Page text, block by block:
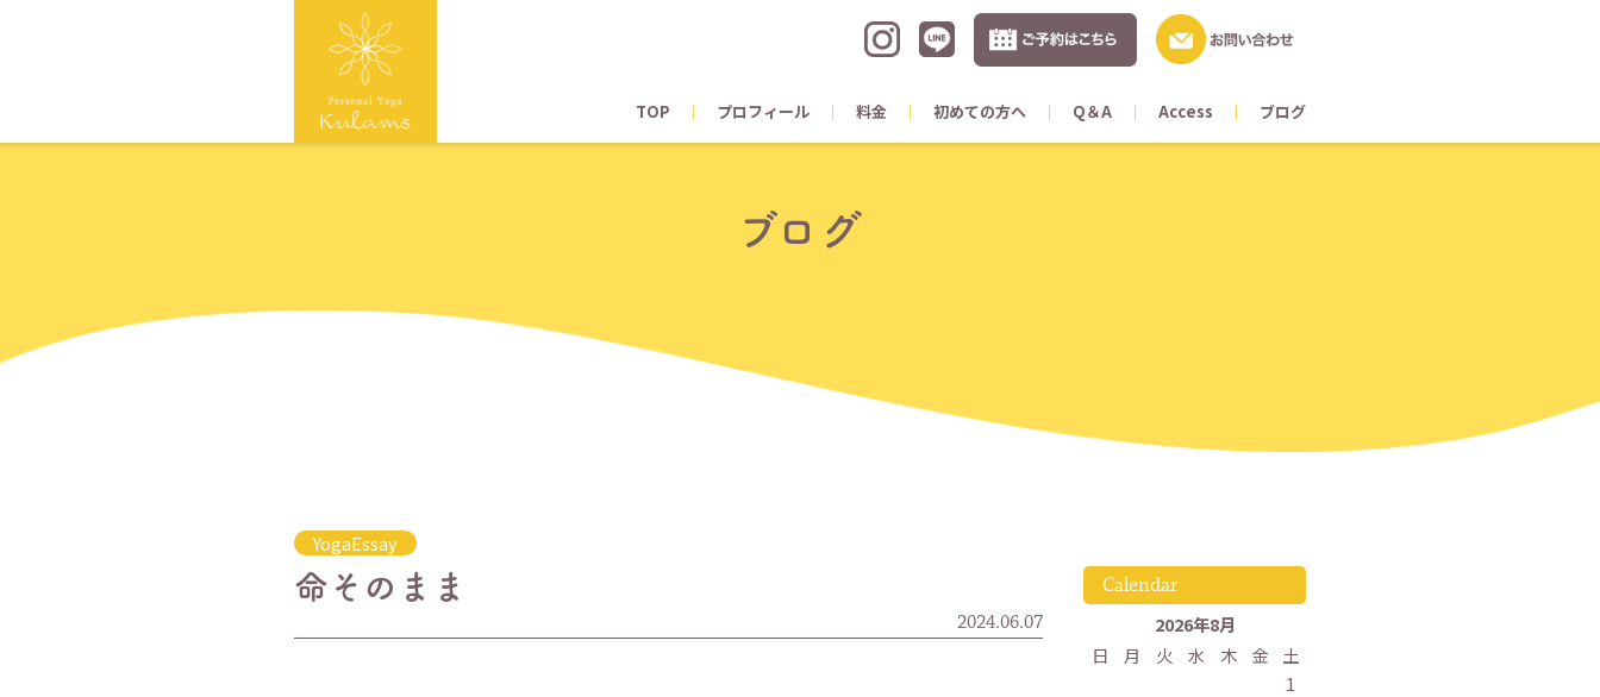
TOP プロフィール 料金 初めての方へ Q＆A Access ブログ
ブログ
YogaEssay
命そのまま
2024.06.07
Calendar
2026年8月
日
月 火 水 木 金
土
1